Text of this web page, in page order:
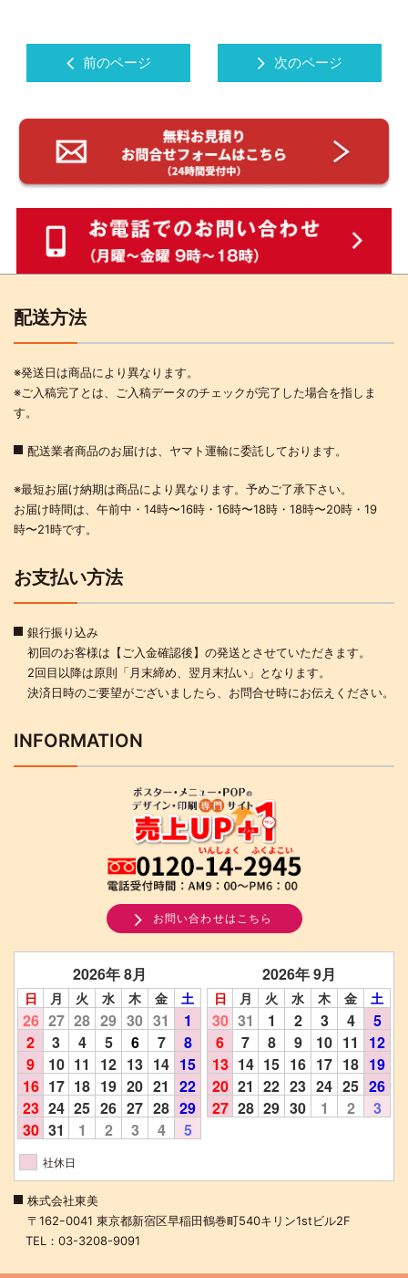
前のページ 次のページ
配送方法
※発送日は商品により異なります。
※ご入稿完了とは、ご入稿データのチェックが完了した場合を指しま
す。
配送業者商品のお届けは、ヤマト運輸に委託しております。
※最短お届け納期は商品により異なります。予めご了承下さい。
お届け時間は、午前中・14時〜16時・16時〜18時・18時〜20時・19
時〜21時です。
お支払い方法
銀行振り込み
初回のお客様は【ご入金確認後】の発送とさせていただきます。
2回目以降は原則「月末締め、翌月末払い」となります。
決済日時のご要望がございましたら、お問合せ時にお伝えください。
INFORMATION
お問い合わせはこちら
2026年 8月
日 月 火 水 木 金 土
26 27 28 29 30 31
1
2
3 4 5 6 7
8
9
10 11 12 13 14 15
16 17 18 19 20 21
22
23 24 25 26 27 28 29
30 31 1 2 3 4 5
2026年 9月
日 月 火 水 木 金 土
30 31 1 2 3 4
5
6
7 8 9 10 11
12
13 14 15 16 17 18 19
20 21 22 23 24 25 26
27 28 29 30 1 2 3
社休日
株式会社東美
〒162ｰ0041 東京都新宿区早稲田鶴巻町540キリン1stビル2F
TEL：03-3208-9091